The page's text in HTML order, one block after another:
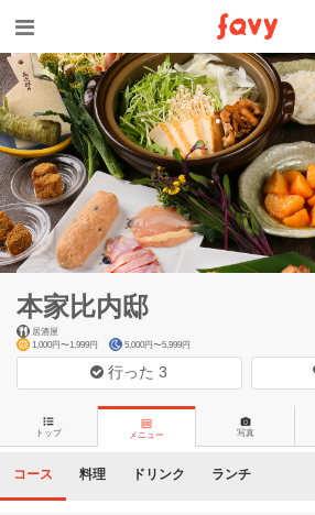
本家比内邸
居酒屋
1,000円〜1,999円
5,000円〜5,999円
行った3
トップ メニュー 写真
コース 料理 ドリンク ランチ